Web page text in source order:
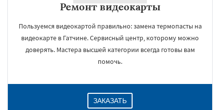
Ремонт видеокарты
Пользуемся видеокартой правильно: замена термопасты на
видеокарте в Гатчине. Сервисный центр, которому можно
доверять. Мастера высшей категории всегда готовы вам
помочь.
ЗАКАЗАТЬ